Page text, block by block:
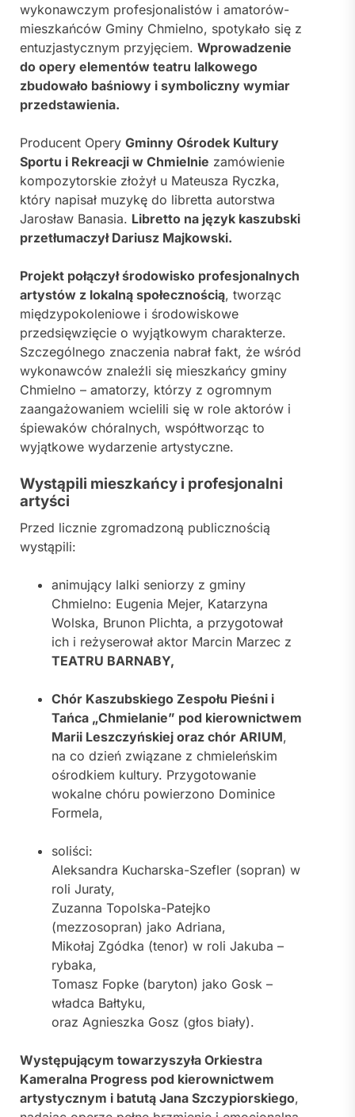
wykonawczym profesjonalistów i amatorów-
mieszkańców Gminy Chmielno, spotykało się z
entuzjastycznym przyjęciem. Wprowadzenie
do opery elementów teatru lalkowego
zbudowało baśniowy i symboliczny wymiar
przedstawienia.
Producent Opery Gminny Ośrodek Kultury
Sportu i Rekreacji w Chmielnie zamówienie
kompozytorskie złożył u Mateusza Ryczka,
który napisał muzykę do libretta autorstwa
Jarosław Banasia. Libretto na język kaszubski
przetłumaczył Dariusz Majkowski.
Projekt połączył środowisko profesjonalnych
artystów z lokalną społecznością, tworząc
międzypokoleniowe i środowiskowe
przedsięwzięcie o wyjątkowym charakterze.
Szczególnego znaczenia nabrał fakt, że wśród
wykonawców znaleźli się mieszkańcy gminy
Chmielno – amatorzy, którzy z ogromnym
zaangażowaniem wcielili się w role aktorów i
śpiewaków chóralnych, współtworząc to
wyjątkowe wydarzenie artystyczne.
Wystąpili mieszkańcy i profesjonalni
artyści
Przed licznie zgromadzoną publicznością
wystąpili:
animujący lalki seniorzy z gminy
Chmielno: Eugenia Mejer, Katarzyna
Wolska, Brunon Plichta, a przygotował
ich i reżyserował aktor Marcin Marzec z
TEATRU BARNABY,
Chór Kaszubskiego Zespołu Pieśni i
Tańca „Chmielanie” pod kierownictwem
Marii Leszczyńskiej oraz chór ARIUM,
na co dzień związane z chmieleńskim
ośrodkiem kultury. Przygotowanie
wokalne chóru powierzono Dominice
Formela,
soliści:
Aleksandra Kucharska-Szefler (sopran) w
roli Juraty,
Zuzanna Topolska-Patejko
(mezzosopran) jako Adriana,
Mikołaj Zgódka (tenor) w roli Jakuba –
rybaka,
Tomasz Fopke (baryton) jako Gosk –
władca Bałtyku,
oraz Agnieszka Gosz (głos biały).
Występującym towarzyszyła Orkiestra
Kameralna Progress pod kierownictwem
artystycznym i batutą Jana Szczypiorskiego,